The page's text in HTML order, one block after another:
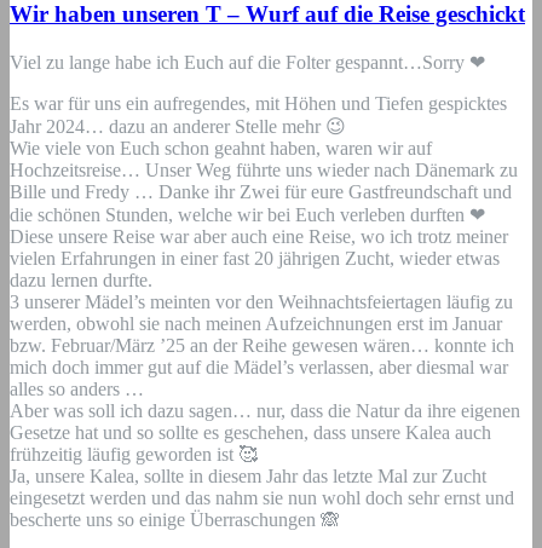
Wir haben unseren T – Wurf auf die Reise geschickt
Viel zu lange habe ich Euch auf die Folter gespannt…Sorry ❤
Es war für uns ein aufregendes, mit Höhen und Tiefen gespicktes
Jahr 2024… dazu an anderer Stelle mehr 😉
Wie viele von Euch schon geahnt haben, waren wir auf
Hochzeitsreise… Unser Weg führte uns wieder nach Dänemark zu
Bille und Fredy … Danke ihr Zwei für eure Gastfreundschaft und
die schönen Stunden, welche wir bei Euch verleben durften ❤
Diese unsere Reise war aber auch eine Reise, wo ich trotz meiner
vielen Erfahrungen in einer fast 20 jährigen Zucht, wieder etwas
dazu lernen durfte.
3 unserer Mädel’s meinten vor den Weihnachtsfeiertagen läufig zu
werden, obwohl sie nach meinen Aufzeichnungen erst im Januar
bzw. Februar/März ’25 an der Reihe gewesen wären… konnte ich
mich doch immer gut auf die Mädel’s verlassen, aber diesmal war
alles so anders …
Aber was soll ich dazu sagen… nur, dass die Natur da ihre eigenen
Gesetze hat und so sollte es geschehen, dass unsere Kalea auch
frühzeitig läufig geworden ist 🥰
Ja, unsere Kalea, sollte in diesem Jahr das letzte Mal zur Zucht
eingesetzt werden und das nahm sie nun wohl doch sehr ernst und
bescherte uns so einige Überraschungen 🙈